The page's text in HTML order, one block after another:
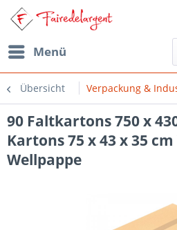
Menü
Übersicht Verpackung &
90 Faltkartons 750 x
Kartons 75 x 43 x 35
Wellpappe